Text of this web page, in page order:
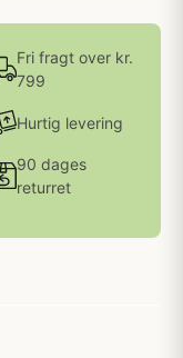
Fri fragt over kr.
799
Hurtig levering
90 dages
returret